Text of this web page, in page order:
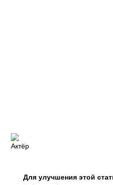
Для улучшения этой